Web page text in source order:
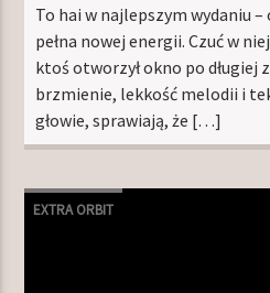
To hai w najlepszym wydaniu
pełna nowej energii. Czuć w
ktoś otworzył okno po długiej
brzmienie, lekkość melodii i
głowie, sprawiają, że […]
EXTRA ORBIT